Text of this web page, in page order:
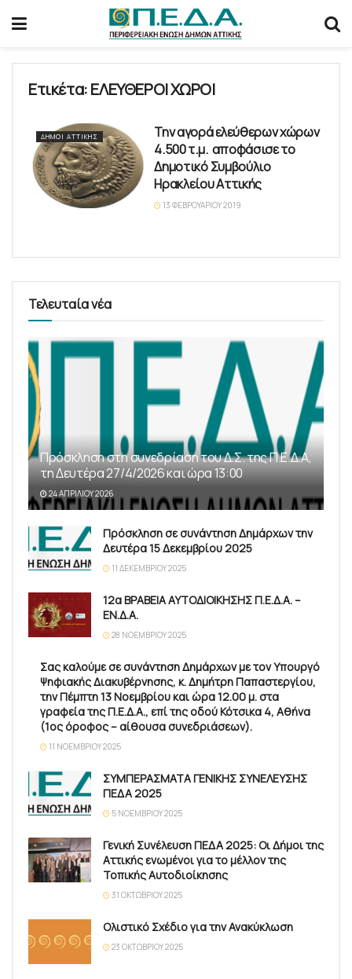
Ετικέτα:ΕΛΕΥΘΕΡΟΙ ΧΩΡΟΙ
ΔΉΜΟΙ ΑΤΤΙΚΉΣ
Την αγορά ελεύθερων χώρων
4.500 τ.μ. αποφάσισε το
Δημοτικό Συμβούλιο
Ηρακλείου Αττικής
13 ΦΕΒΡΟΥΑΡΊΟΥ 2019
Τελευταία νέα
Πρόσκληση στη συνεδρίαση του Δ.Σ. της Π.Ε.Δ.Α,
τη Δευτέρα 27/4/2026 και ώρα 13:00
24 ΑΠΡΙΛΊΟΥ 2026
Πρόσκληση σε συνάντηση Δημάρχων την
Δευτέρα 15 Δεκεμβρίου 2025
11 ΔΕΚΕΜΒΡΊΟΥ 2025
12α ΒΡΑΒΕΙΑ ΑΥΤΟΔΙΟΙΚΗΣΗΣ Π.Ε.Δ.Α. –
ΕΝ.Δ.Α.
28 ΝΟΕΜΒΡΊΟΥ 2025
Σας καλούμε σε συνάντηση Δημάρχων με τον Υπουργό
Ψηφιακής Διακυβέρνησης, κ. Δημήτρη Παπαστεργίου,
την Πέμπτη 13 Νοεμβρίου και ώρα 12.00 μ. στα
γραφεία της Π.Ε.Δ.Α., επί της οδού Κότσικα 4, Αθήνα
(1ος όροφος – αίθουσα συνεδριάσεων).
11 ΝΟΕΜΒΡΊΟΥ 2025
ΣΥΜΠΕΡΑΣΜΑΤΑ ΓΕΝΙΚΗΣ ΣΥΝΕΛΕΥΣΗΣ
ΠΕΔΑ 2025
5 ΝΟΕΜΒΡΊΟΥ 2025
Γενική Συνέλευση ΠΕΔΑ 2025: Οι Δήμοι της
Αττικής ενωμένοι για το μέλλον της
Τοπικής Αυτοδιοίκησης
31 ΟΚΤΩΒΡΊΟΥ 2025
Ολιστικό Σχέδιο για την Ανακύκλωση
23 ΟΚΤΩΒΡΊΟΥ 2025